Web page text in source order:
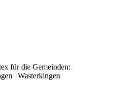
für die Gemeinden:
| Wasterkingen